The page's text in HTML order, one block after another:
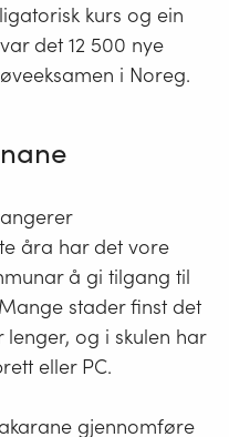
kurs og ein
det 12 500 nye
i Noreg.
åra har det vore
å gi tilgang til
stader finst det
og i skulen har
eller PC.
gjennomføre